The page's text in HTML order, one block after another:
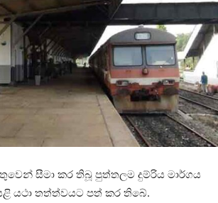
සීමා කර තිබූ පුත්තලම දුම්රිය මාර්ගය
යථා තත්ත්වයට පත් කර තිබේ.